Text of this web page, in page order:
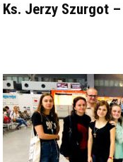
Ks. Jerzy Szurgot